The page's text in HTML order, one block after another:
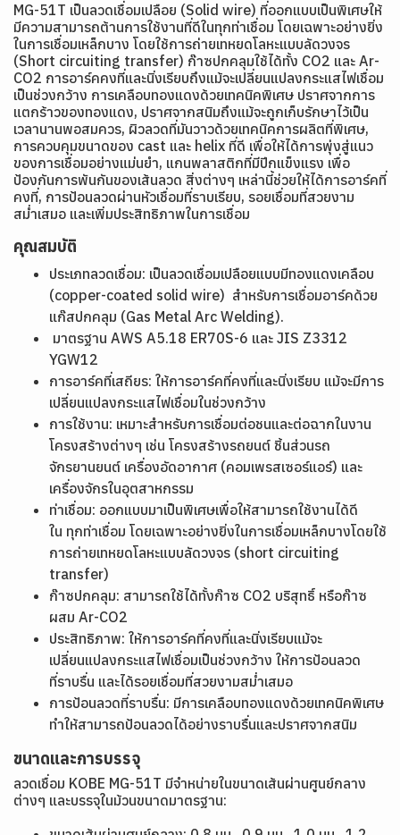
MG-51T เป็นลวดเชื่อมเปลือย (Solid wire) ที่ออกแบบเป็นพิเศษให้
มีความสามารถต้านการใช้งานที่ดีในทุกท่าเชื่อม โดยเฉพาะอย่างยิ่ง
ในการเชื่อมเหล็กบาง โดยใช้การถ่ายเทหยดโลหะแบบลัดวงจร
(Short circuiting transfer) ก๊าซปกคลุมใช้ได้ทั้ง CO2 และ Ar-
CO2 การอาร์คคงที่และนิ่งเรียบถึงแม้จะเปลี่ยนแปลงกระแสไฟเชื่อม
เป็นช่วงกว้าง การเคลือบทองแดงด้วยเทคนิคพิเศษ ปราศจากการ
แตกร้าวของทองแดง, ปราศจากสนิมถึงแม้จะถูกเก็บรักษาไว้เป็น
เวลานานพอสมควร, ผิวลวดที่มันวาวด้วยเทคนิคการผลิตที่พิเศษ,
การควบคุมขนาดของ cast และ helix ที่ดี เพื่อให้ได้การพุ่งสู่แนว
ของการเชื่อมอย่างแม่นยำ, แกนพลาสติกที่มีปีกแข็งแรง เพื่อ
ป้องกันการพันกันของเส้นลวด สิ่งต่างๆ เหล่านี้ช่วยให้ได้การอาร์คที่
คงที่, การป้อนลวดผ่านหัวเชื่อมที่ราบเรียบ, รอยเชื่อมที่สวยงาม
สม่ำเสมอ และเพิ่มประสิทธิภาพในการเชื่อม
คุณสมบัติ
ประเภทลวดเชื่อม: เป็นลวดเชื่อมเปลือยแบบมีทองแดงเคลือบ
(copper-coated solid wire) สำหรับการเชื่อมอาร์คด้วย
แก๊สปกคลุม (Gas Metal Arc Welding).
มาตรฐาน AWS A5.18 ER70S-6 และ JIS Z3312
YGW12
การอาร์คที่เสถียร: ให้การอาร์คที่คงที่และนิ่งเรียบ แม้จะมีการ
เปลี่ยนแปลงกระแสไฟเชื่อมในช่วงกว้าง
การใช้งาน: เหมาะสำหรับการเชื่อมต่อชนและต่อฉากในงาน
โครงสร้างต่างๆ เช่น โครงสร้างรถยนต์ ชิ้นส่วนรถ
จักรยานยนต์ เครื่องอัดอากาศ (คอมเพรสเซอร์แอร์) และ
เครื่องจักรในอุตสาหกรรม
ท่าเชื่อม: ออกแบบมาเป็นพิเศษเพื่อให้สามารถใช้งานได้ดี
ใน ทุกท่าเชื่อม โดยเฉพาะอย่างยิ่งในการเชื่อมเหล็กบางโดยใช้
การถ่ายเทหยดโลหะแบบลัดวงจร (short circuiting
transfer)
ก๊าซปกคลุม: สามารถใช้ได้ทั้งก๊าซ CO2 บริสุทธิ์ หรือก๊าซ
ผสม Ar-CO2
ประสิทธิภาพ: ให้การอาร์คที่คงที่และนิ่งเรียบแม้จะ
เปลี่ยนแปลงกระแสไฟเชื่อมเป็นช่วงกว้าง ให้การป้อนลวด
ที่ราบรื่น และได้รอยเชื่อมที่สวยงามสม่ำเสมอ
การป้อนลวดที่ราบรื่น: มีการเคลือบทองแดงด้วยเทคนิคพิเศษ
ทำให้สามารถป้อนลวดได้อย่างราบรื่นและปราศจากสนิม
ขนาดและการบรรจุ
ลวดเชื่อม KOBE MG-51T มีจำหน่ายในขนาดเส้นผ่านศูนย์กลาง
ต่างๆ และบรรจุในม้วนขนาดมาตรฐาน: